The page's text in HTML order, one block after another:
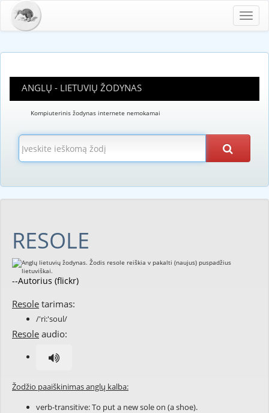
ANGLŲ - LIETUVIŲ ŽODYNAS
Kompiuterinis žodynas internete nemokamai
RESOLE
--Autorius (flickr)
Resole tarimas:
/'ri:'soul/
Resole audio:
Žodžio paaiškinimas anglų kalba:
verb-transitive: To put a new sole on (a shoe).